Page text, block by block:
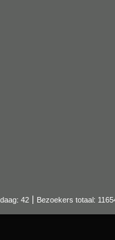
42 Bezoekers totaal: